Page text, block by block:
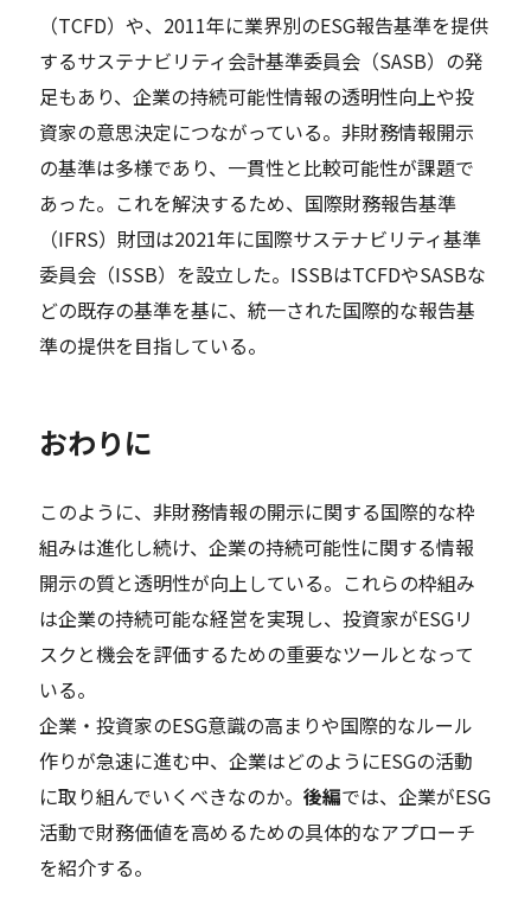
（TCFD）や、2011年に業界別のESG報告基準を提供
するサステナビリティ会計基準委員会（SASB）の発
足もあり、企業の持続可能性情報の透明性向上や投
資家の意思決定につながっている。非財務情報開示
の基準は多様であり、一貫性と比較可能性が課題で
あった。これを解決するため、国際財務報告基準
（IFRS）財団は2021年に国際サステナビリティ基準
委員会（ISSB）を設立した。ISSBはTCFDやSASBな
どの既存の基準を基に、統一された国際的な報告基
準の提供を目指している。
おわりに
このように、非財務情報の開示に関する国際的な枠
組みは進化し続け、企業の持続可能性に関する情報
開示の質と透明性が向上している。これらの枠組み
は企業の持続可能な経営を実現し、投資家がESGリ
スクと機会を評価するための重要なツールとなって
いる。
企業・投資家のESG意識の高まりや国際的なルール
作りが急速に進む中、企業はどのようにESGの活動
に取り組んでいくべきなのか。後編では、企業がESG
活動で財務価値を高めるための具体的なアプローチ
を紹介する。